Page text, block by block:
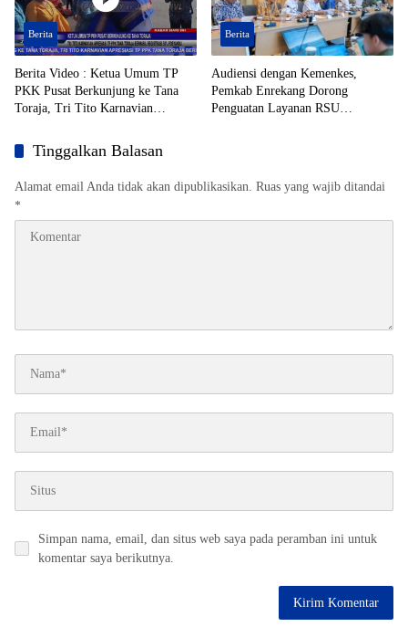
Berita
Berita Video : Ketua Umum TP
PKK Pusat Berkunjung ke Tana
Toraja, Tri Tito Karnavian
Berhasil Registrasi 50% Posyandu
Berita
Audiensi dengan Kemenkes,
Pemkab Enrekang Dorong
Penguatan Layanan RSU
Tinggalkan Balasan
Alamat email Anda tidak akan dipublikasikan. Ruas yang wajib ditandai
*
Simpan nama, email, dan situs web saya pada peramban ini untuk
komentar saya berikutnya.